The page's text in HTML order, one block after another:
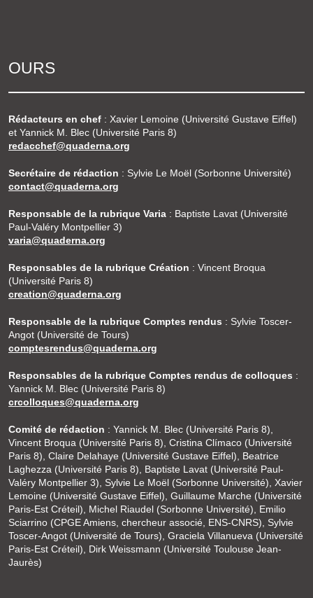
OURS
Rédacteurs en chef : Xavier Lemoine (Université Gustave Eiffel)
et Yannick M. Blec (Université Paris 8)
redacchef@quaderna.org
Secrétaire de rédaction : Sylvie Le Moël (Sorbonne Université)
contact@quaderna.org
Responsable de la rubrique Varia : Baptiste Lavat (Université
Paul-Valéry Montpellier 3)
varia@quaderna.org
Responsables de la rubrique Création : Vincent Broqua
(Université Paris 8)
creation@quaderna.org
Responsable de la rubrique Comptes rendus : Sylvie Toscer-
Angot (Université de Tours)
comptesrendus@quaderna.org
Responsables de la rubrique Comptes rendus de colloques :
Yannick M. Blec (Université Paris 8)
crcolloques@quaderna.org
Comité de rédaction : Yannick M. Blec (Université Paris 8),
Vincent Broqua (Université Paris 8), Cristina Clímaco (Université
Paris 8), Claire Delahaye (Université Gustave Eiffel), Beatrice
Laghezza (Université Paris 8), Baptiste Lavat (Université Paul-
Valéry Montpellier 3), Sylvie Le Moël (Sorbonne Université), Xavier
Lemoine (Université Gustave Eiffel), Guillaume Marche (Université
Paris-Est Créteil), Michel Riaudel (Sorbonne Université), Emilio
Sciarrino (CPGE Amiens, chercheur associé, ENS-CNRS), Sylvie
Toscer-Angot (Université de Tours), Graciela Villanueva (Université
Paris-Est Créteil), Dirk Weissmann (Université Toulouse Jean-
Jaurès)